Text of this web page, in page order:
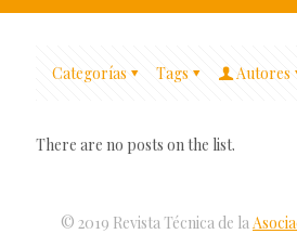
Categorías Tags Autores
There are no posts on the list.
© 2019 Revista Técnica de la